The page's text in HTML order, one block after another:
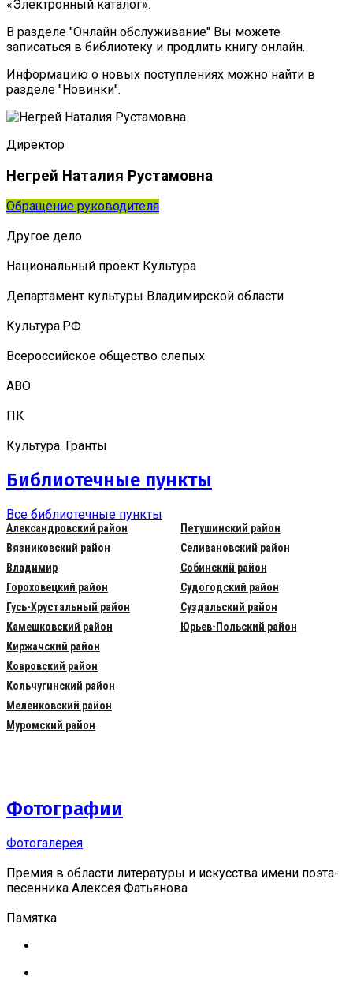
«Электронный каталог».
В разделе "Онлайн обслуживание" Вы можете
записаться в библиотеку и продлить книгу онлайн.
Информацию о новых поступлениях можно найти в
разделе "Новинки".
Директор
Негрей Наталия Рустамовна
Обращение руководителя
Другое дело
Национальный проект Культура
Департамент культуры Владимирской области
Культура.РФ
Всероссийское общество слепых
АВО
ПК
Культура. Гранты
Библиотечные пункты
Все библиотечные пункты
Александровский район
Вязниковский район
Владимир
Гороховецкий район
Гусь-Хрустальный район
Камешковский район
Киржачский район
Ковровский район
Кольчугинский район
Меленковский район
Муромский район
Петушинский район
Селивановский район
Собинский район
Судогодский район
Суздальский район
Юрьев-Польский район
Фотографии
Фотогалерея
Премия в области литературы и искусства имени поэта-
песенника Алексея Фатьянова
Памятка